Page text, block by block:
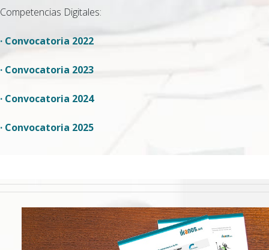
Competencias Digitales:
· Convocatoria 2022
· Convocatoria 2023
· Convocatoria 2024
· Convocatoria 2025